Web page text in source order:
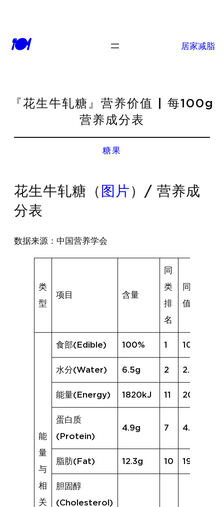
🍽 居家减脂
『花生牛轧糖』营养价值 | 每100g
营养成分表
糖果
花生牛轧糖（ 图片 ）/ 营养成
分表
数据来源：中国营养学会
类
型
项目 含量
同
类
排
名
同类均
值
能
量
与
相
关
食部(Edible) 100% 1 100%
水分(Water) 6.5g 2 2.6g
能量(Energy) 1820kJ 11 2027kJ
蛋白质
(Protein)
4.9g 7 4.8g
脂肪(Fat) 12.3g 10 19.6g
胆固醇
(Cholesterol)